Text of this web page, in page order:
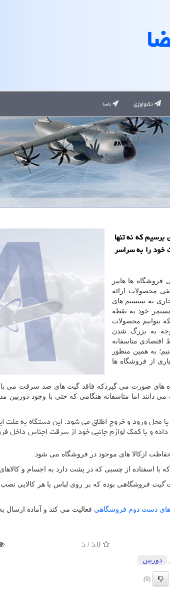
تکنولوژی ناسا
كه نه تنها
خود را به سراسر
فروشگاه ها هایپر
محصولات ارائه
به سیستم های
خود به نقطه
بتوانیم محصولات
به بزرگ شدن
متاسفانه
به همین منظور
از فروشگاه ها
های صورت می گیردکه فاقد گیت های ضد سرقت می
دانند اما متاسفانه هنگامی که حتی با وجود
محل ورود و خروج اطلاق می شود. این دستگاه به علت
و با کمک لوازم جانبی خود از سرقت اجناس داخل
ازکالا های موجود در فروشگاه می شود.
با اسفتاده از چسبی که در پشت دارد به اجسام و
گیت فروشگاهی بوده که بر روی لباس یا هر کالایی
دست دوم فروشگاهی فعالیت می کند و آماده ارسال
5.0
/
5
دوربین
(0)